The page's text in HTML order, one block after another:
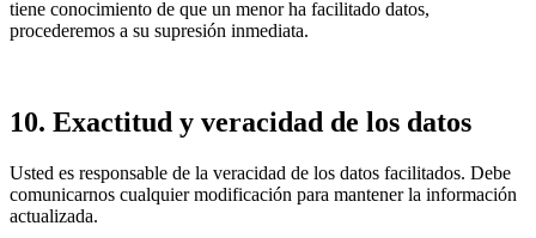
tiene conocimiento de que un menor ha facilitado datos,
procederemos a su supresión inmediata.
10. Exactitud y veracidad de los datos
Usted es responsable de la veracidad de los datos facilitados. Debe
comunicarnos cualquier modificación para mantener la información
actualizada.